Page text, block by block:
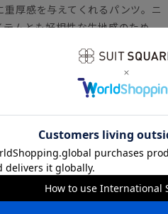
厚感を与えてくれるパンツ。ニ
ムとも好相性な生地感のため、
◎
ベースに、絶妙な緩さを与えた
もたせ、現代的なシルエットと
イル）
Tekstil（オズドク テキスタイ
です。